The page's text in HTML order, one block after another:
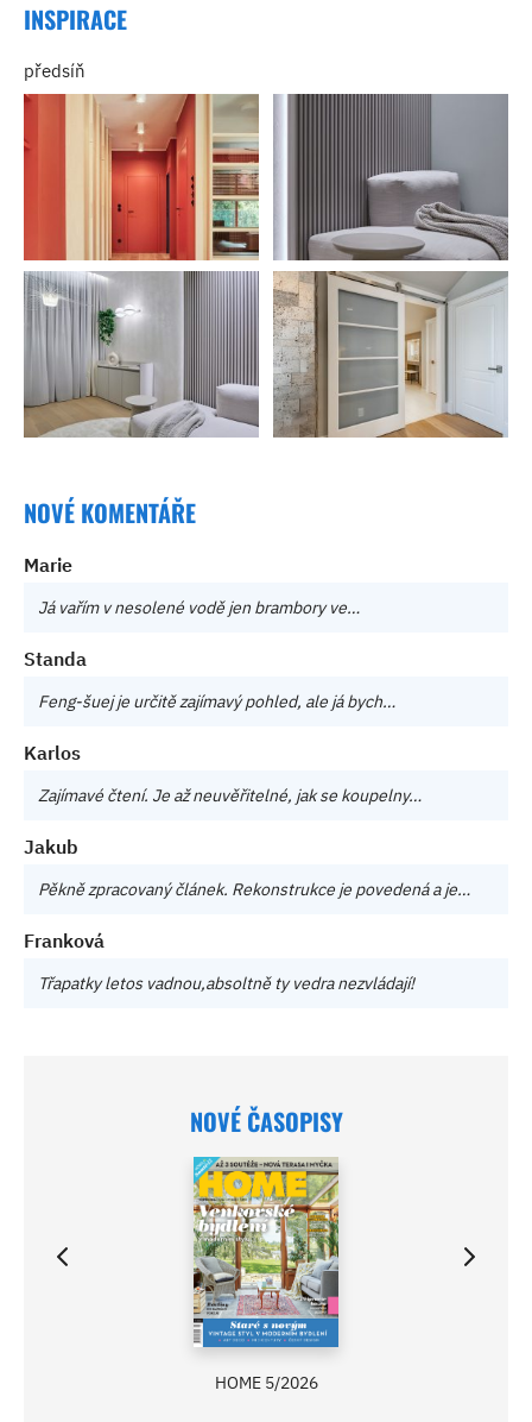
INSPIRACE
předsíň
NOVÉ KOMENTÁŘE
Marie
Já vařím v nesolené vodě jen brambory ve…
Standa
Feng-šuej je určitě zajímavý pohled, ale já bych…
Karlos
Zajímavé čtení. Je až neuvěřitelné, jak se koupelny…
Jakub
Pěkně zpracovaný článek. Rekonstrukce je povedená a je…
Franková
Třapatky letos vadnou,absoltně ty vedra nezvládají!
NOVÉ ČASOPISY
HOME 5/2026